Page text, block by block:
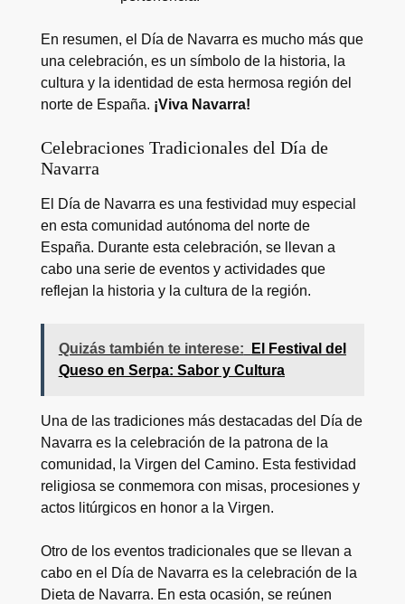
En resumen, el Día de Navarra es mucho más que
una celebración, es un símbolo de la historia, la
cultura y la identidad de esta hermosa región del
norte de España. ¡Viva Navarra!
Celebraciones Tradicionales del Día de
Navarra
El Día de Navarra es una festividad muy especial
en esta comunidad autónoma del norte de
España. Durante esta celebración, se llevan a
cabo una serie de eventos y actividades que
reflejan la historia y la cultura de la región.
Quizás también te interese:
El Festival del
Queso en Serpa: Sabor y Cultura
Una de las tradiciones más destacadas del Día de
Navarra es la celebración de la patrona de la
comunidad, la Virgen del Camino. Esta festividad
religiosa se conmemora con misas, procesiones y
actos litúrgicos en honor a la Virgen.
Otro de los eventos tradicionales que se llevan a
cabo en el Día de Navarra es la celebración de la
Dieta de Navarra. En esta ocasión, se reúnen